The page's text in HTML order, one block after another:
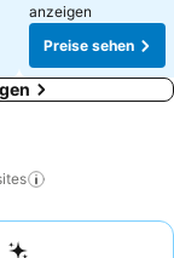
anzeigen
Preise sehen